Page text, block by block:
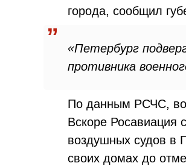
города, сообщил
«Петербург
противника
По данным РСЧС,
Вскоре Росавиация
воздушных судов в
своих домах до